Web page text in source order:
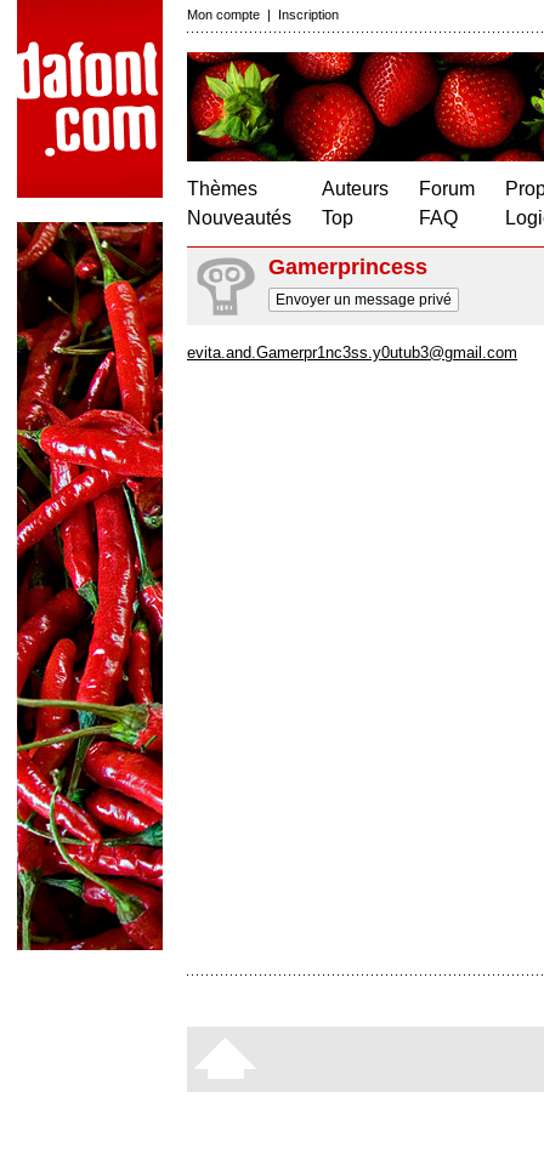
Mon compte | Inscription
Thèmes
Nouveautés
Auteurs
Top
Forum
FAQ
Gamerprincess
Envoyer un message privé
evita.and.Gamerpr1nc3ss.y0utub3@gmail.com